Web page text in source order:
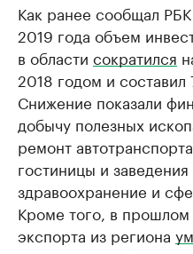
Как ранее сообщал
2019 года объем
в области сократился
2018 годом и составил
Снижение показали
добычу полезных
ремонт
гостиницы и
здравоохранение и
Кроме того, в
экспорта из региона